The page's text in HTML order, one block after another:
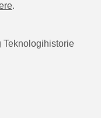
.
Teknologihistorie